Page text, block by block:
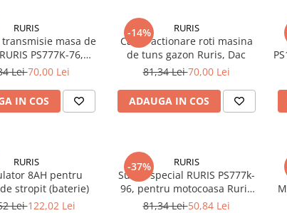
RURIS
transmisie masa de
PS777K-76,
Ruris DAC
Lei70,00 Lei
IN COS
-14% RURIS
Cablu actionare roti masina
de tuns gazon Ruris, Dac
81,34 Lei70,00 Lei
ADAUGA IN COS
RURIS
8AH pentru
stropit (baterie)
Lei122,02 Lei
-37% RURIS
Surub special RURIS PS777k-
96, pentru motocoasa Ruris
DAC 777K
81,34 Lei50,84 Lei